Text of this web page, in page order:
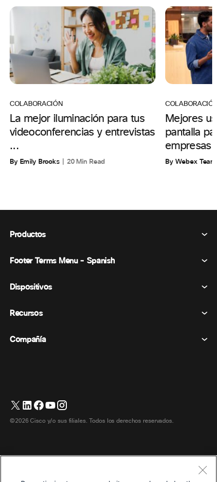
COLABORACIÓN
La mejor iluminación para tus
videoconferencias y entrevistas
...
By Emily Brooks 20 Min Read
Mejores
pantalla
empresas
By Webex Team
Productos
Webex Suite
Mensajería
Eventos
Pizarra blanca
Footer Terms Menu - Spanish
Términos y condiciones
Marcas comerciales
English (Inglés)
Dispositivos
Dispositivos de la habitación
Auriculares
Accesorios de habitación
Recursos
Precios
Compañía
Contactar con el servicio de asistencia
Contactar con Ventas
©2026 Cisco y/o sus filiales. Todos los derechos reservados.